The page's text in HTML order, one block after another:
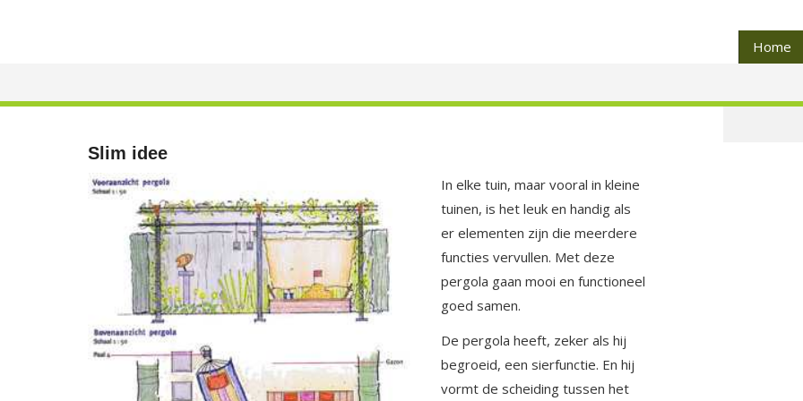
Home
Slim idee
In elke tuin, maar vooral in kleine
tuinen, is het leuk en handig als
er elementen zijn die meerdere
functies vervullen. Met deze
pergola gaan mooi en functioneel
goed samen.
De pergola heeft, zeker als hij
begroeid, een sierfunctie. En hij
vormt de scheiding tussen het